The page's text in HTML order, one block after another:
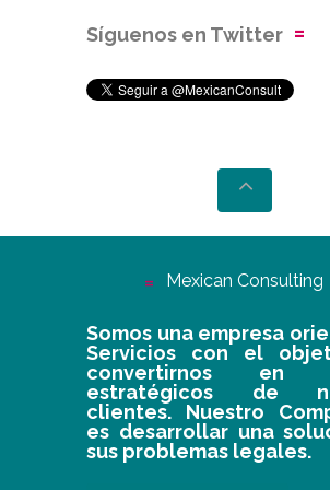
Síguenos en Twitter
Mexican Consulting
Somos una empresa
Servicios con el
convertirnos en
estratégicos de
clientes. Nuestro
es desarrollar una
sus problemas legales.